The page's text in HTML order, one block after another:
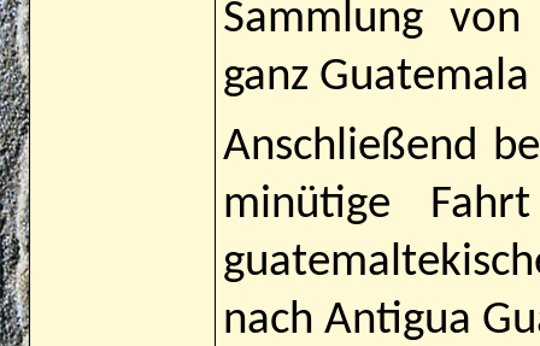
Sammlung
ganz
Anschließend
minütige
nach Antigua